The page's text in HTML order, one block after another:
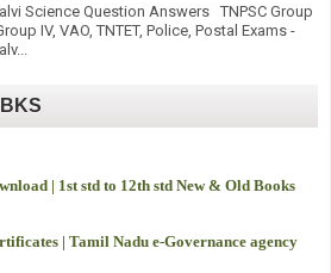
Science Question Answers TNPSC Group
IV, VAO, TNTET, Police, Postal Exams -
| 1st std to 12th std New & Old Books
| Tamil Nadu e-Governance agency